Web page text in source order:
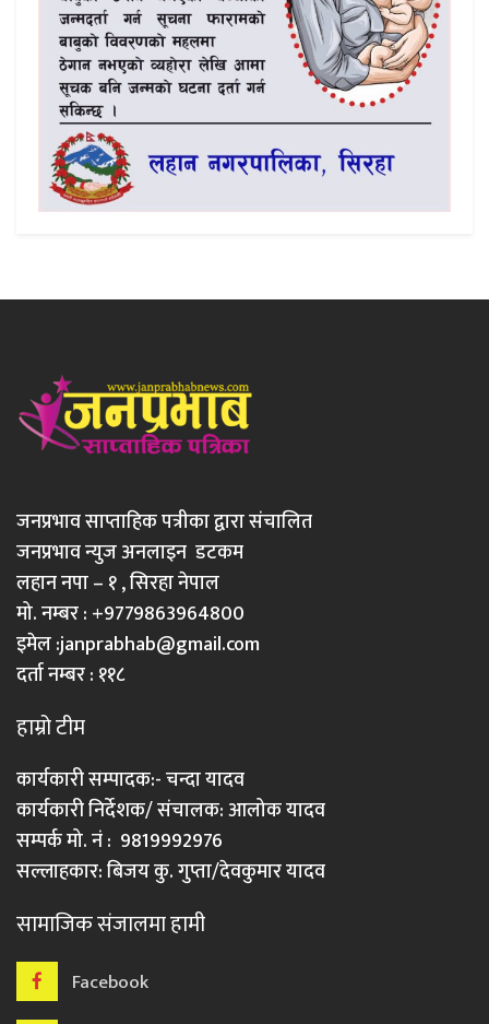
जनप्रभाव साप्ताहिक पत्रीका द्वारा संचालित
जनप्रभाव न्युज अनलाइन डटकम
लहान नपा – १ , सिरहा नेपाल
मो. नम्बर : +9779863964800
इमेल :janprabhab@gmail.com
दर्ता नम्बर : ११८
हाम्रो टीम
कार्यकारी सम्पादक:- चन्दा यादव
कार्यकारी निर्देशक/ संचालक: आलोक यादव
सम्पर्क मो. नं : 9819992976
सल्लाहकार: बिजय कु. गुप्ता/देवकुमार यादव
सामाजिक संजालमा हामी
Facebook